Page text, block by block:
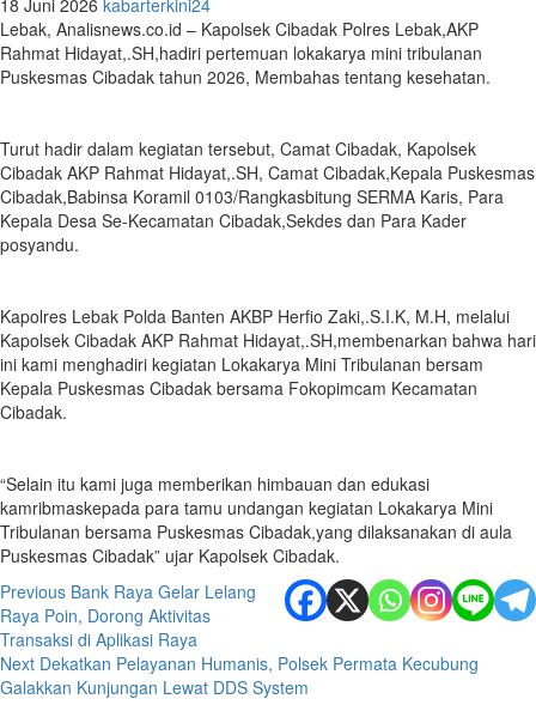
18 Juni 2026 kabarterkini24
Lebak, Analisnews.co.id – Kapolsek Cibadak Polres Lebak,AKP
Rahmat Hidayat,.SH,hadiri pertemuan lokakarya mini tribulanan
Puskesmas Cibadak tahun 2026, Membahas tentang kesehatan.
Turut hadir dalam kegiatan tersebut, Camat Cibadak, Kapolsek
Cibadak AKP Rahmat Hidayat,.SH, Camat Cibadak,Kepala Puskesmas
Cibadak,Babinsa Koramil 0103/Rangkasbitung SERMA Karis, Para
Kepala Desa Se-Kecamatan Cibadak,Sekdes dan Para Kader
posyandu.
Kapolres Lebak Polda Banten AKBP Herfio Zaki,.S.I.K, M.H, melalui
Kapolsek Cibadak AKP Rahmat Hidayat,.SH,membenarkan bahwa hari
ini kami menghadiri kegiatan Lokakarya Mini Tribulanan bersam
Kepala Puskesmas Cibadak bersama Fokopimcam Kecamatan
Cibadak.
“Selain itu kami juga memberikan himbauan dan edukasi
kamribmaskepada para tamu undangan kegiatan Lokakarya Mini
Tribulanan bersama Puskesmas Cibadak,yang dilaksanakan di aula
Puskesmas Cibadak” ujar Kapolsek Cibadak.
Post
navigation
Previous Bank Raya Gelar Lelang
Raya Poin, Dorong Aktivitas
Transaksi di Aplikasi Raya
Next Dekatkan Pelayanan Humanis, Polsek Permata Kecubung
Galakkan Kunjungan Lewat DDS System